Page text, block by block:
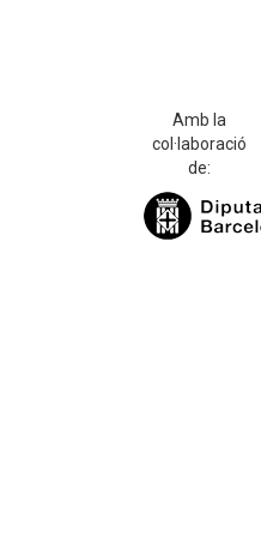
Amb la
col·laboració
de: